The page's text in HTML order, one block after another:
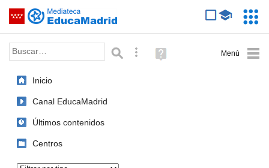
Saltar navegación
Palabra o frase: Búsqueda avanzada
Ayuda
(en
Inicio
Canal EducaMadrid
Últimos contenidos
Centros